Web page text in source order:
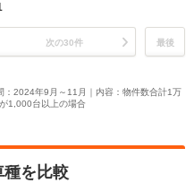
次の30件 最後
：2024年9月～11月｜内容：物件数合計1万
1,000台以上の場合
種を比較